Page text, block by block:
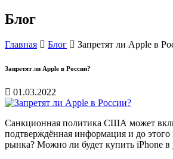
Блог
Главная Блог Запретят ли Apple в
Запретят ли Apple в России?
01.03.2022
Санкционная политика США может
подтверждённая информация и до
рынка? Можно ли будет купить iPhone в